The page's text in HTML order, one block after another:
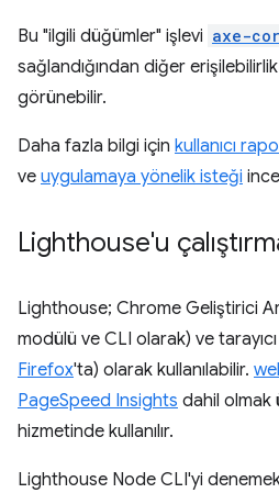
Bu "ilgili düğümler" işlevi axe-
sağlandığından diğer
görünebilir.
Daha fazla bilgi için kullanıcı
ve uygulamaya yönelik isteği
Lighthouse'u
Lighthouse; Chrome Geliştirici
modülü ve CLI olarak) ve tarayıcı
Firefox'ta) olarak kullanılabilir.
PageSpeed Insights dahil
hizmetinde kullanılır.
Lighthouse Node CLI'yi